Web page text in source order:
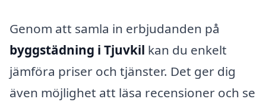
Genom att samla in erbjudanden på
byggstädning i Tjuvkil kan du enkelt
jämföra priser och tjänster. Det ger dig
även möjlighet att läsa recensioner och se